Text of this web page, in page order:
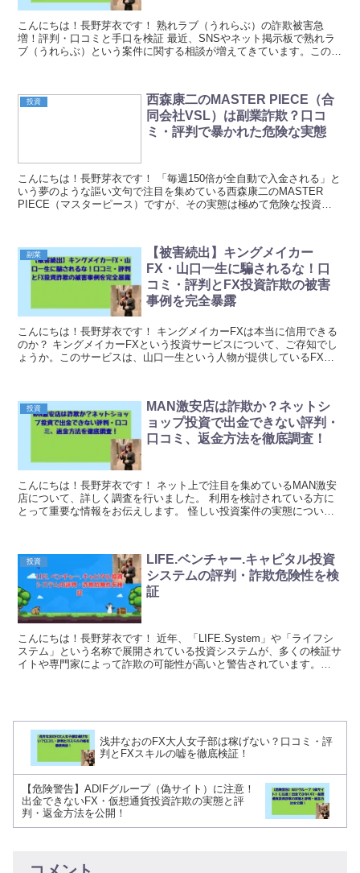
こんにちは！長野芽衣です！ 熟れラブ（うれらぶ）の詐欺被害急
増！評判・口コミと手口を検証 最近、SNSやネット掲示板で熟れラ
ブ（うれらぶ）という案件に関する相談が増えてきています。この案
投資
西森康二のMASTER PIECE（合
同会社VSL）は副業詐欺？口コ
ミ・評判で暴かれた危険な実態
こんにちは！長野芽衣です！ 「毎週150倍が全自動で入金される」と
いう夢のような謳い文句で注目を集めている西森康二のMASTER
PIECE（マスターピース）ですが、その実態は極めて危険な投資案
副業
【被害続出】キングメイカー
FX・山口一生に騙されるな！口
コミ・評判とFX投資詐欺の被害
事例を完全暴露
こんにちは！長野芽衣です！ キングメイカーFXは本当に信用できる
のか？ キングメイカーFXという投資サービスについて、ご存知でし
ょうか。このサービスは、山口一生という人物が提供しているFX投
投資
MAN激安店は詐欺か？ネットシ
ョップ投資で出金できない評判・
口コミ、返金方法を徹底調査！
こんにちは！長野芽衣です！ ネット上で注目を集めているMAN激安
店について、詳しく調査を行いました。 利用を検討されている方に
とって重要な情報をお伝えします。 怪しい投資案件の実態について
投資
LIFE.ベンチャー.キャピタル投資
システムの評判・詐欺危険性を検
証
こんにちは！長野芽衣です！ 近年、「LIFE.System」や「ライフシ
ステム」という名称で展開されている投資システムが、多くの検証サ
イトや専門家によって詐欺の可能性が高いと警告されています。
浅井なおのFX大人女子部は稼げない？口コミ・評
判とFXスキルの嘘を徹底検証！
【危険警告】ADIFグループ（偽サイト）に注意！
出金できないFX・仮想通貨投資詐欺の実態と評
判・返金方法を公開！